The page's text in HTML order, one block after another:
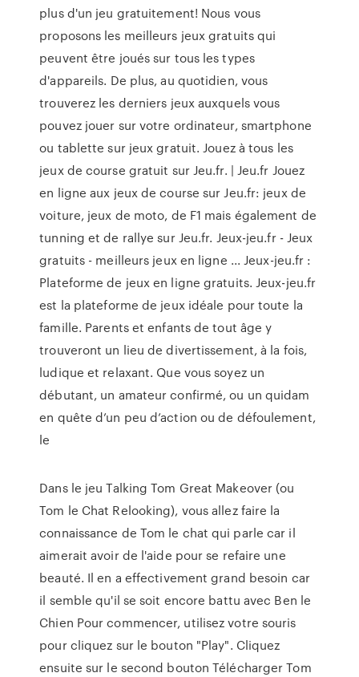
plus d'un jeu gratuitement! Nous vous
proposons les meilleurs jeux gratuits qui
peuvent être joués sur tous les types
d'appareils. De plus, au quotidien, vous
trouverez les derniers jeux auxquels vous
pouvez jouer sur votre ordinateur, smartphone
ou tablette sur jeux gratuit. Jouez à tous les
jeux de course gratuit sur Jeu.fr. | Jeu.fr Jouez
en ligne aux jeux de course sur Jeu.fr: jeux de
voiture, jeux de moto, de F1 mais également de
tunning et de rallye sur Jeu.fr. Jeux-jeu.fr - Jeux
gratuits - meilleurs jeux en ligne ... Jeux-jeu.fr :
Plateforme de jeux en ligne gratuits. Jeux-jeu.fr
est la plateforme de jeux idéale pour toute la
famille. Parents et enfants de tout âge y
trouveront un lieu de divertissement, à la fois,
ludique et relaxant. Que vous soyez un
débutant, un amateur confirmé, ou un quidam
en quête d’un peu d’action ou de défoulement,
le
Dans le jeu Talking Tom Great Makeover (ou
Tom le Chat Relooking), vous allez faire la
connaissance de Tom le chat qui parle car il
aimerait avoir de l'aide pour se refaire une
beauté. Il en a effectivement grand besoin car
il semble qu'il se soit encore battu avec Ben le
Chien Pour commencer, utilisez votre souris
pour cliquez sur le bouton "Play". Cliquez
ensuite sur le second bouton Télécharger Tom